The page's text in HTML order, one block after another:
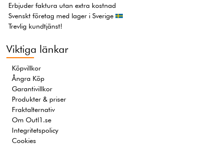
Erbjuder faktura utan extra kostnad
Svenskt företag med lager i Sverige
Trevlig kundtjänst!
Viktiga länkar
Köpvillkor
Ångra Köp
Garantivillkor
Produkter & priser
Fraktalternativ
Om Outl1.se
Integritetspolicy
Cookies